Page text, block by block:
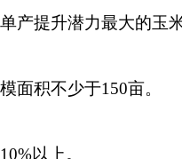
提升潜力最大的玉米
积不少于150亩。
以上。